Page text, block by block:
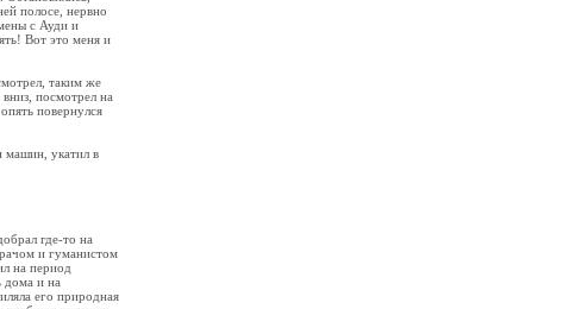
полосе, нервно
с Ауди и
Вот это меня и
таким же
посмотрел на
повернулся
машин, укатил в
где-то на
и гуманистом
на период
дома и на
его природная